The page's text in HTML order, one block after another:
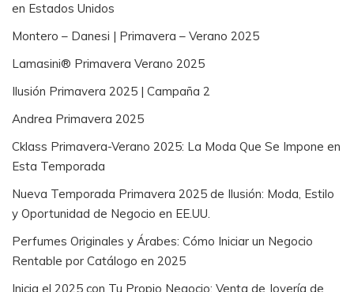
en Estados Unidos
Montero – Danesi | Primavera – Verano 2025
Lamasini® Primavera Verano 2025
Ilusión Primavera 2025 | Campaña 2
Andrea Primavera 2025
Cklass Primavera-Verano 2025: La Moda Que Se Impone en
Esta Temporada
Nueva Temporada Primavera 2025 de Ilusión: Moda, Estilo
y Oportunidad de Negocio en EE.UU.
Perfumes Originales y Árabes: Cómo Iniciar un Negocio
Rentable por Catálogo en 2025
Inicia el 2025 con Tu Propio Negocio: Venta de Joyería de